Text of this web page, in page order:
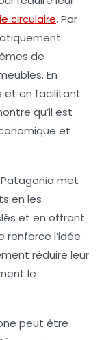
circulaire. Par
de
En
et en facilitant
qu’il est
et
Patagonia met
en les
et en offrant
renforce l’idée
réduire leur
le
peut être